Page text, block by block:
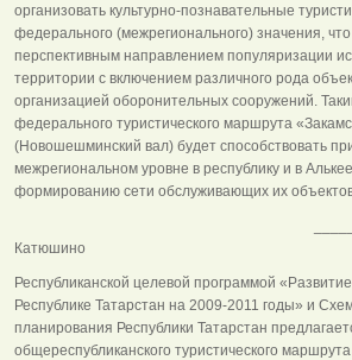
организовать культурно-познавательные
федерального (межрегионального) значения,
перспективным направлением популяризации
территории с включением различного рода
организацией оборонительных сооружений.
федерального туристического маршрута
(Новошешминский вал) будет способствовать
межрегиональном уровне в республику и в
формированию сети обслуживающих их
Катюшино
Республиканской целевой программой
Республике Татарстан на 2009-2011 годы» и
планирования Республики Татарстан
общереспубликанского туристического